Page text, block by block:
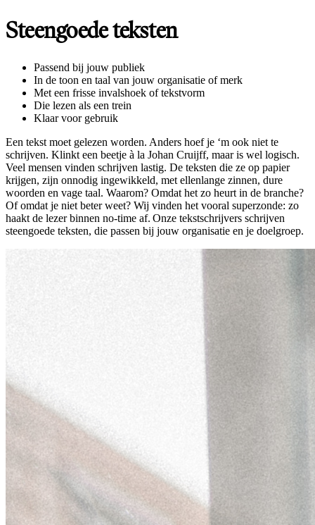
Steengoede teksten
Passend bij jouw publiek
In de toon en taal van jouw organisatie of merk
Met een frisse invalshoek of tekstvorm
Die lezen als een trein
Klaar voor gebruik
Een tekst moet gelezen worden. Anders hoef je ‘m ook niet te
schrijven. Klinkt een beetje à la Johan Cruijff, maar is wel logisch.
Veel mensen vinden schrijven lastig. De teksten die ze op papier
krijgen, zijn onnodig ingewikkeld, met ellenlange zinnen, dure
woorden en vage taal. Waarom? Omdat het zo heurt in de branche?
Of omdat je niet beter weet? Wij vinden het vooral superzonde: zo
haakt de lezer binnen no-time af. Onze tekstschrijvers schrijven
steengoede teksten, die passen bij jouw organisatie en je doelgroep.